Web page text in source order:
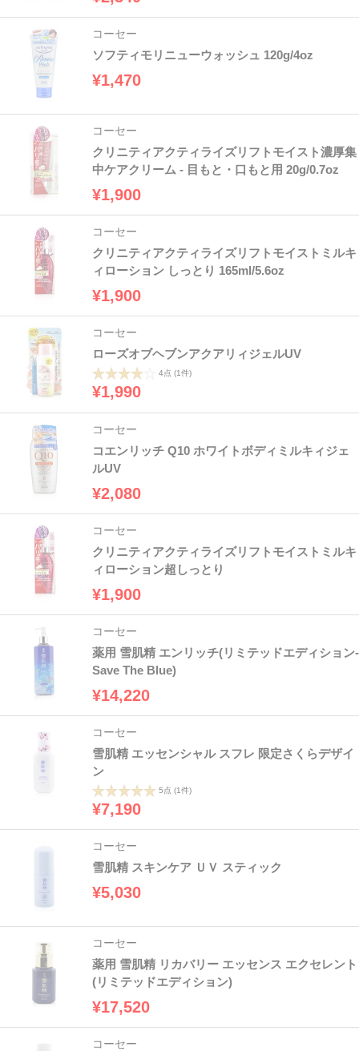
コーセー
ソフティモリニューウォッシュ 120g/4oz
¥1,470
コーセー
クリニティアクティライズリフトモイスト濃厚集
中ケアクリーム - 目もと・口もと用 20g/0.7oz
¥1,900
コーセー
クリニティアクティライズリフトモイストミルキ
ィローション しっとり 165ml/5.6oz
¥1,900
コーセー
ローズオブヘブンアクアリィジェルUV
4点 (1件)
¥1,990
コーセー
コエンリッチ Q10 ホワイトボディミルキィジェ
ルUV
¥2,080
コーセー
クリニティアクティライズリフトモイストミルキ
ィローション超しっとり
¥1,900
コーセー
薬用 雪肌精 エンリッチ(リミテッドエディション-
Save The Blue)
¥14,220
コーセー
雪肌精 エッセンシャル スフレ 限定さくらデザイ
ン
5点 (1件)
¥7,190
コーセー
雪肌精 スキンケア ＵＶ スティック
¥5,030
コーセー
薬用 雪肌精 リカバリー エッセンス エクセレント
(リミテッドエディション)
¥17,520
コーセー